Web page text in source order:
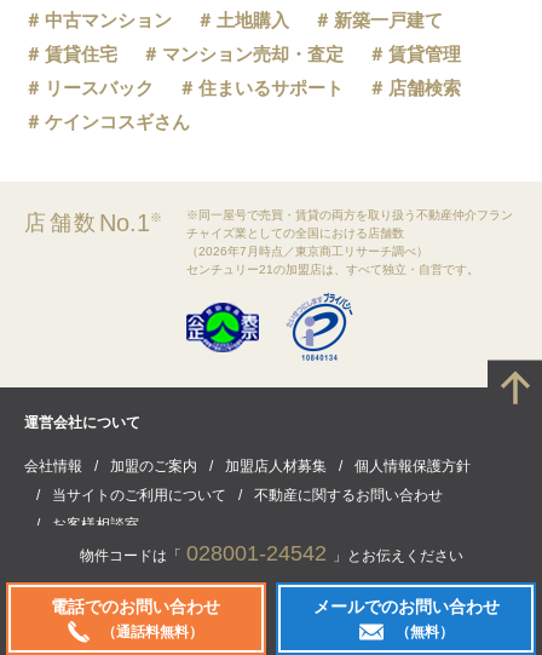
物件コードは「 028001-24542 」とお伝えください
電話でのお問い合わせ
（通話料無料）
メールでのお問い合わせ
（無料）
中古マンション
土地購入
新築一戸建て
賃貸住宅
マンション売却・査定
賃貸管理
リースバック
住まいるサポート
店舗検索
ケインコスギさん
店舗数 No.1※
※同一屋号で売買・賃貸の両方を取り扱う不動産仲介フラン
チャイズ業としての全国における店舗数
（2026年7月時点／東京商工リサーチ調べ）
センチュリー21の加盟店は、すべて独立・自営です。
運営会社について
会社情報 加盟のご案内 加盟店人材募集
個人情報保護方針
当サイトのご利用について
不動産に関するお問い合わせ
お客様相談室
(C) CENTURY21 Real Estate of Japan Ltd. All rights reserved.